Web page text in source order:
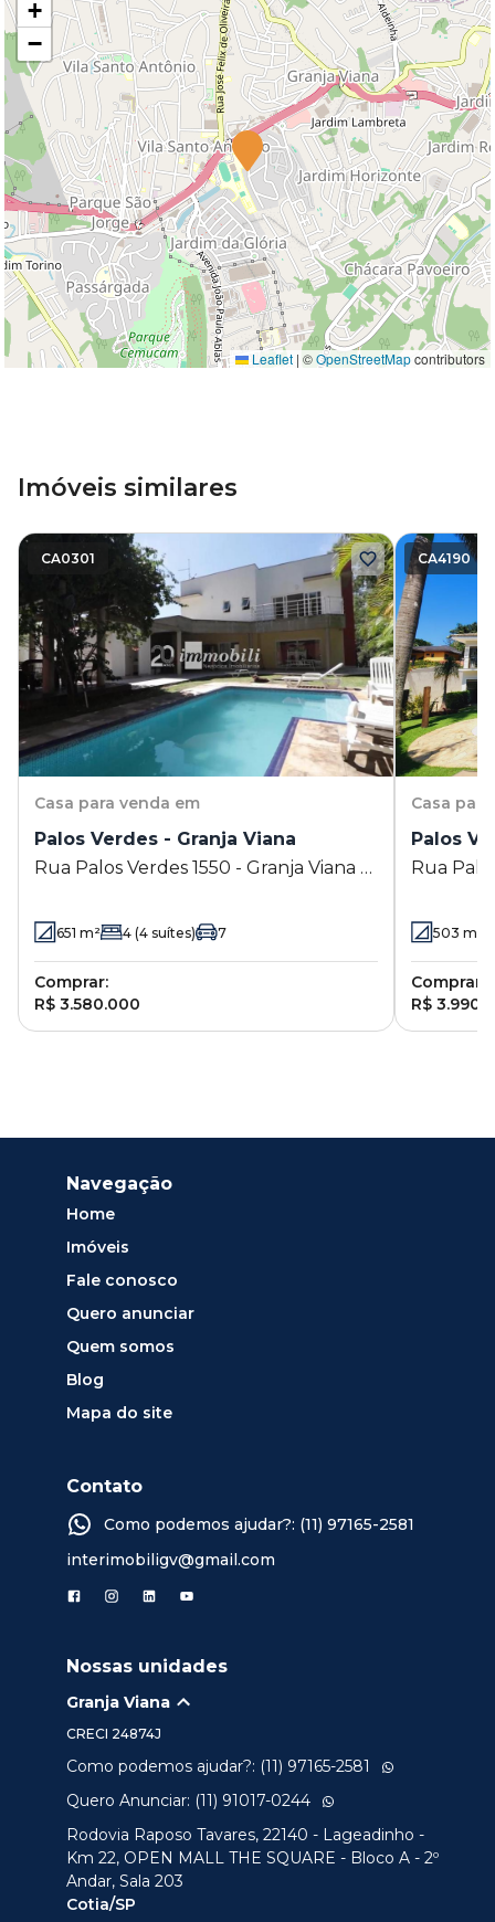
+
−
Leaflet | ©OpenStreetMapcontributors
Imóveis similares
CA0301
Casa para venda em
Palos Verdes - Granja Viana
Rua Palos Verdes 1550 - Granja Viana -
651 m² 4 (4 suítes) 7
Comprar:
R$ 3.580.000
CA4190
Casa
Palos
Rua
503 m²
Comprar:
R$
Navegação
Home
Imóveis
Fale conosco
Quero anunciar
Quem somos
Blog
Mapa do site
Contato
Como podemos ajudar?: (11) 97165-2581
interimobiligv@gmail.com
Nossas unidades
Granja Viana
CRECI 24874J
Como podemos ajudar?: (11) 97165-2581
Quero Anunciar: (11) 91017-0244
Rodovia Raposo Tavares, 22140 - Lageadinho -
Km 22, OPEN MALL THE SQUARE - Bloco A - 2º
Andar, Sala 203
Cotia/SP